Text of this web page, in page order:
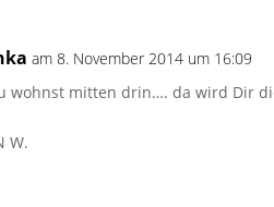
am 8. November 2014 um 16:09
wohnst mitten drin…. da wird Dir
W.